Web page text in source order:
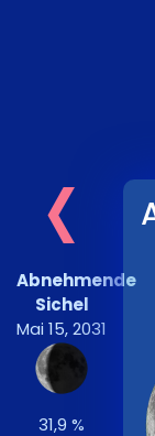
‹
Abnehmende
Sichel
Mai 15, 2031
31,9 %